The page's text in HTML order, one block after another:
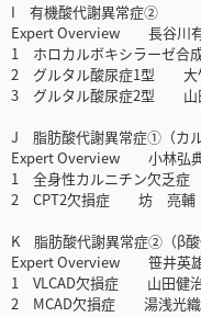
I 有機酸代謝異常症②
Expert Overview 長谷川
1 ホロカルボキシラーゼ
2 グルタル酸尿症1型
3 グルタル酸尿症2型 山
J 脂肪酸代謝異常症①（カル
Expert Overview 小林弘
1 全身性カルニチン欠乏
2 CPT2欠損症 坊 亮輔
K 脂肪酸代謝異常症②（β酸
Expert Overview 笹井英
1 VLCAD欠損症 山田健
2 MCAD欠損症 湯浅光織